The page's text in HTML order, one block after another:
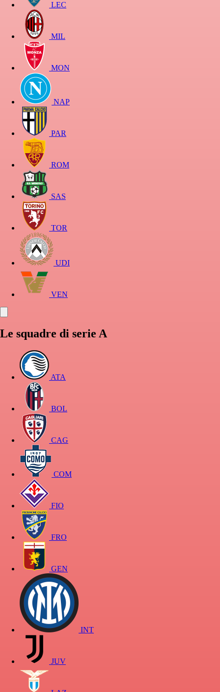
LEC
MIL
MON
NAP
PAR
ROM
SAS
TOR
UDI
VEN
Le squadre di serie A
ATA
BOL
CAG
COM
FIO
FRO
GEN
INT
JUV